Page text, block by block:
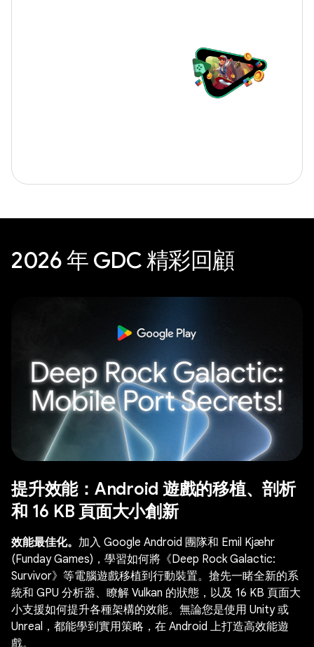
2026 年 GDC 精彩回顧
提升效能：Android 遊戲的移植、剖析
和 16 KB 頁面大小創新
效能最佳化。 加入 Google Android 團隊和 Emil Kjæhr
(Funday Games)，學習如何將《Deep Rock Galactic:
Survivor》等電腦遊戲移植到行動裝置。搶先一睹全新的系
統和 GPU 分析器、瞭解 Vulkan 的狀態，以及 16 KB 頁面大
小支援如何提升各種架構的效能。無論您是使用 Unity 或
Unreal，都能學到實用策略，在 Android 上打造高效能遊
戲。